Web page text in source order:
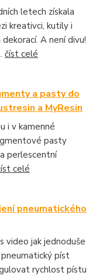
letech získala
kreativci, kutily i
A není divu!
číst celé
a pasty do
a MyResin
i v kamenné
pasty
perlescentní
celé
pneumatického
video jak jednoduše
píst
rychlost pístu